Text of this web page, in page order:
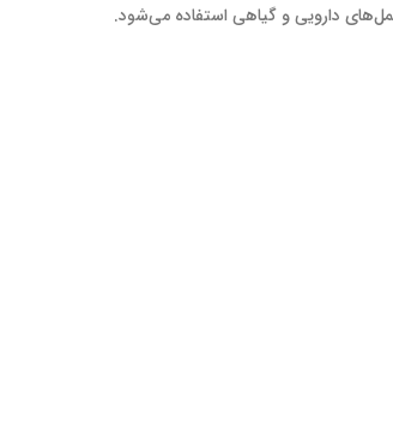
دارویی و گیاهی استفاده می‌شود.